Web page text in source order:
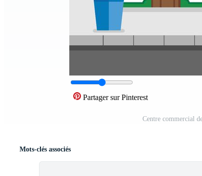
Partager sur Pinterest
Centre commercial
Mots-clés associés